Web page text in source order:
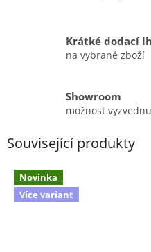
Krátké dodací
na vybrané zboží
Showroom
možnost
Související produkty
Novinka
Více variant